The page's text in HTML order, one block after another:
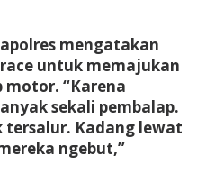
mengatakan
untuk memajukan
motor. “Karena
sekali pembalap.
Kadang lewat
ngebut,”